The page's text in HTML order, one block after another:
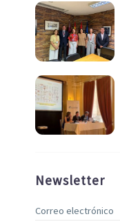
Newsletter
Correo electrónico